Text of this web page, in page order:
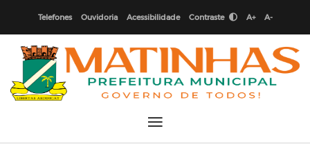
Telefones Ouvidoria Acessibilidade Contraste A+ A-